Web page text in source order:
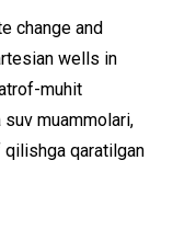
change and
wells in
muhit
muammolari,
qilishga qaratilgan